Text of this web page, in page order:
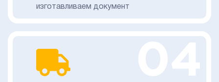
изготавливаем документ